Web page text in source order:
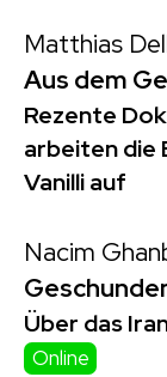
Matthias
Aus dem
Rezente
arbeiten die
Vanilli auf
Nacim
Über das
Online